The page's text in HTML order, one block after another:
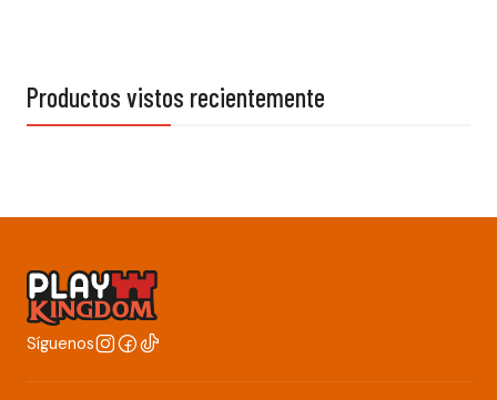
Productos vistos recientemente
Síguenos